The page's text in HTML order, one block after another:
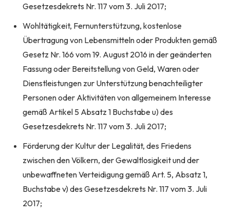
Gesetzesdekrets Nr. 117 vom 3. Juli 2017;
Wohltätigkeit, Fernunterstützung, kostenlose
Übertragung von Lebensmitteln oder Produkten gemäß
Gesetz Nr. 166 vom 19. August 2016 in der geänderten
Fassung oder Bereitstellung von Geld, Waren oder
Dienstleistungen zur Unterstützung benachteiligter
Personen oder Aktivitäten von allgemeinem Interesse
gemäß Artikel 5 Absatz 1 Buchstabe u) des
Gesetzesdekrets Nr. 117 vom 3. Juli 2017;
Förderung der Kultur der Legalität, des Friedens
zwischen den Völkern, der Gewaltlosigkeit und der
unbewaffneten Verteidigung gemäß Art. 5, Absatz 1,
Buchstabe v) des Gesetzesdekrets Nr. 117 vom 3. Juli
2017;